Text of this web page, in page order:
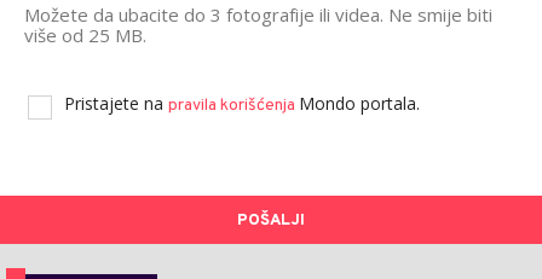
Možete da ubacite do 3 fotografije ili videa. Ne smije biti
više od 25 MB.
Pristajete na pravila korišćenja Mondo portala.
POŠALJI